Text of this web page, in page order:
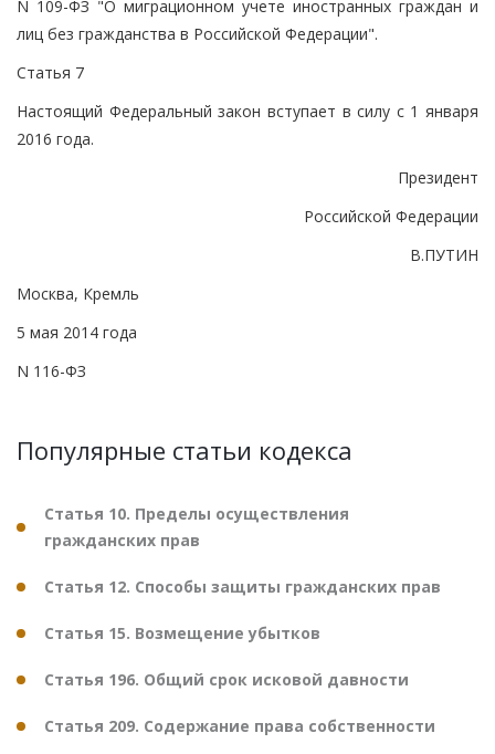
N 109-ФЗ "О миграционном учете иностранных граждан и
лиц без гражданства в Российской Федерации".
Статья 7
Настоящий Федеральный закон вступает в силу с 1 января
2016 года.
Президент
Российской Федерации
В.ПУТИН
Москва, Кремль
5 мая 2014 года
N 116-ФЗ
Популярные статьи кодекса
Статья 10. Пределы осуществления
гражданских прав
Статья 12. Способы защиты гражданских прав
Статья 15. Возмещение убытков
Статья 196. Общий срок исковой давности
Статья 209. Содержание права собственности